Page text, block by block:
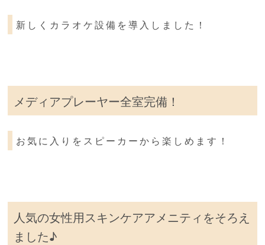
新しくカラオケ設備を導入しました！
メディアプレーヤー全室完備！
お気に入りをスピーカーから楽しめます！
人気の女性用スキンケアアメニティをそろえ
ました♪